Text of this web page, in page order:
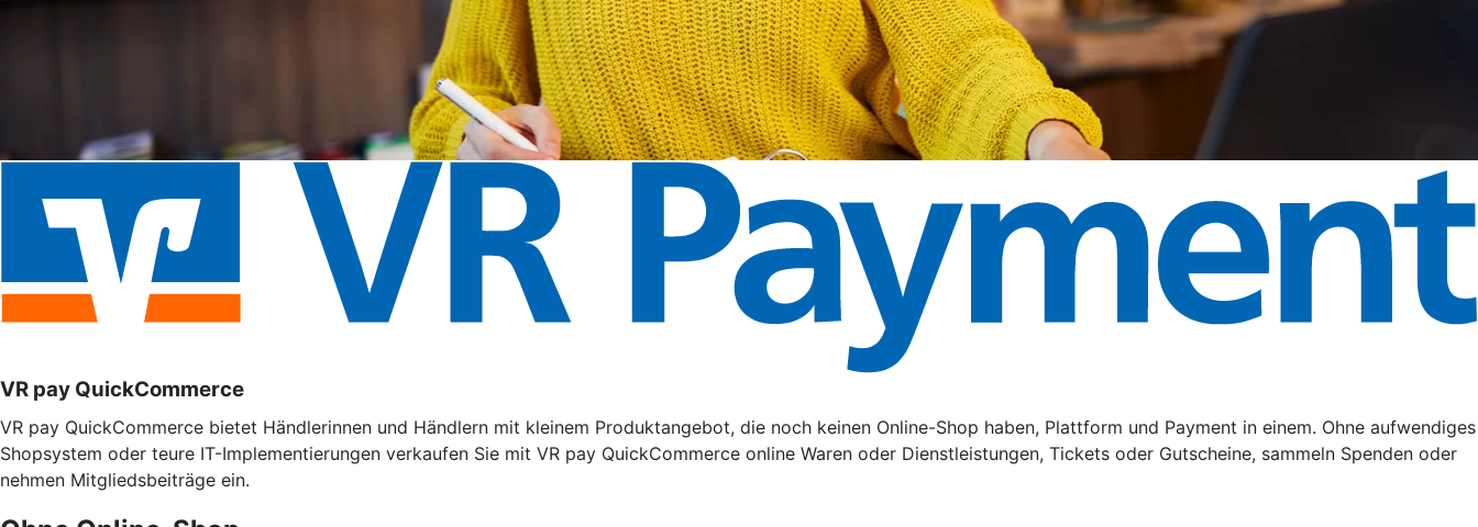
VR pay QuickCommerce
VR pay QuickCommerce bietet Händlerinnen und Händlern mit kleinem Produktangebot, die noch keinen Online-Shop haben, Plattform und Payment in einem. Ohne aufwendiges
Shopsystem oder teure IT-Implementierungen verkaufen Sie mit VR pay QuickCommerce online Waren oder Dienstleistungen, Tickets oder Gutscheine, sammeln Spenden oder
nehmen Mitgliedsbeiträge ein.